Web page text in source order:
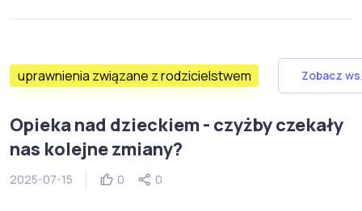
uprawnienia związane z rodzicielstwem Zobacz
Opieka nad dzieckiem - czyżby czekały
nas kolejne zmiany?
2025-07-15 0 0